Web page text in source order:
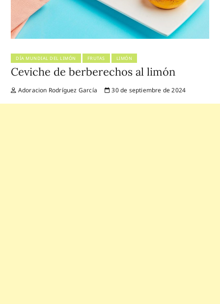
DÍA MUNDIAL DEL LIMÓN FRUTAS LIMÓN
Ceviche de berberechos al limón
Adoracion Rodríguez García 30 de septiembre de 2024